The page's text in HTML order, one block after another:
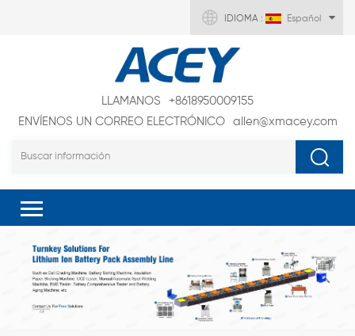
IDIOMA : Español
LLAMANOS
+8618950009155
ENVÍENOS UN CORREO ELECTRÓNICO
allen@xmacey.com